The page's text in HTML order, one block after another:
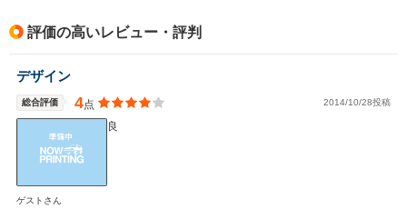
評価の高いレビュー・評判
デザイン
総合評価 4点 2014/10/28投稿
良
ゲストさん